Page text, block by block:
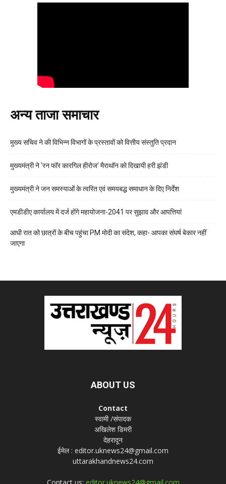
अन्य ताजा समाचार
मुख्य सचिव ने की विभिन्न विभागों के प्रस्तावों को वित्तीय संस्तुति प्रदान
मुख्यमंत्री ने ‘रन फॉर कारगिल हीरोज’ मैराथॉन को दिखायी हरी झंडी
मुख्यमंत्री ने जन समस्याओं के त्वरित एवं समयबद्ध समाधान के दिए निर्देश
एमडीडीए कार्यालय में दर्ज होंगे महायोजना-2041 पर सुझाव और आपत्तियां
आधी रात को छात्रों के बीच पहुंचा PM मोदी का संदेश, कहा- आपका संघर्ष बेकार नहीं
जाएगा
ABOUT US
Contact
स्वामी /संपादक
अखिलेश डिमरी
देहरादून
ईमेल : editor.uknews24@gmail.com
uttarakhandnews24.com